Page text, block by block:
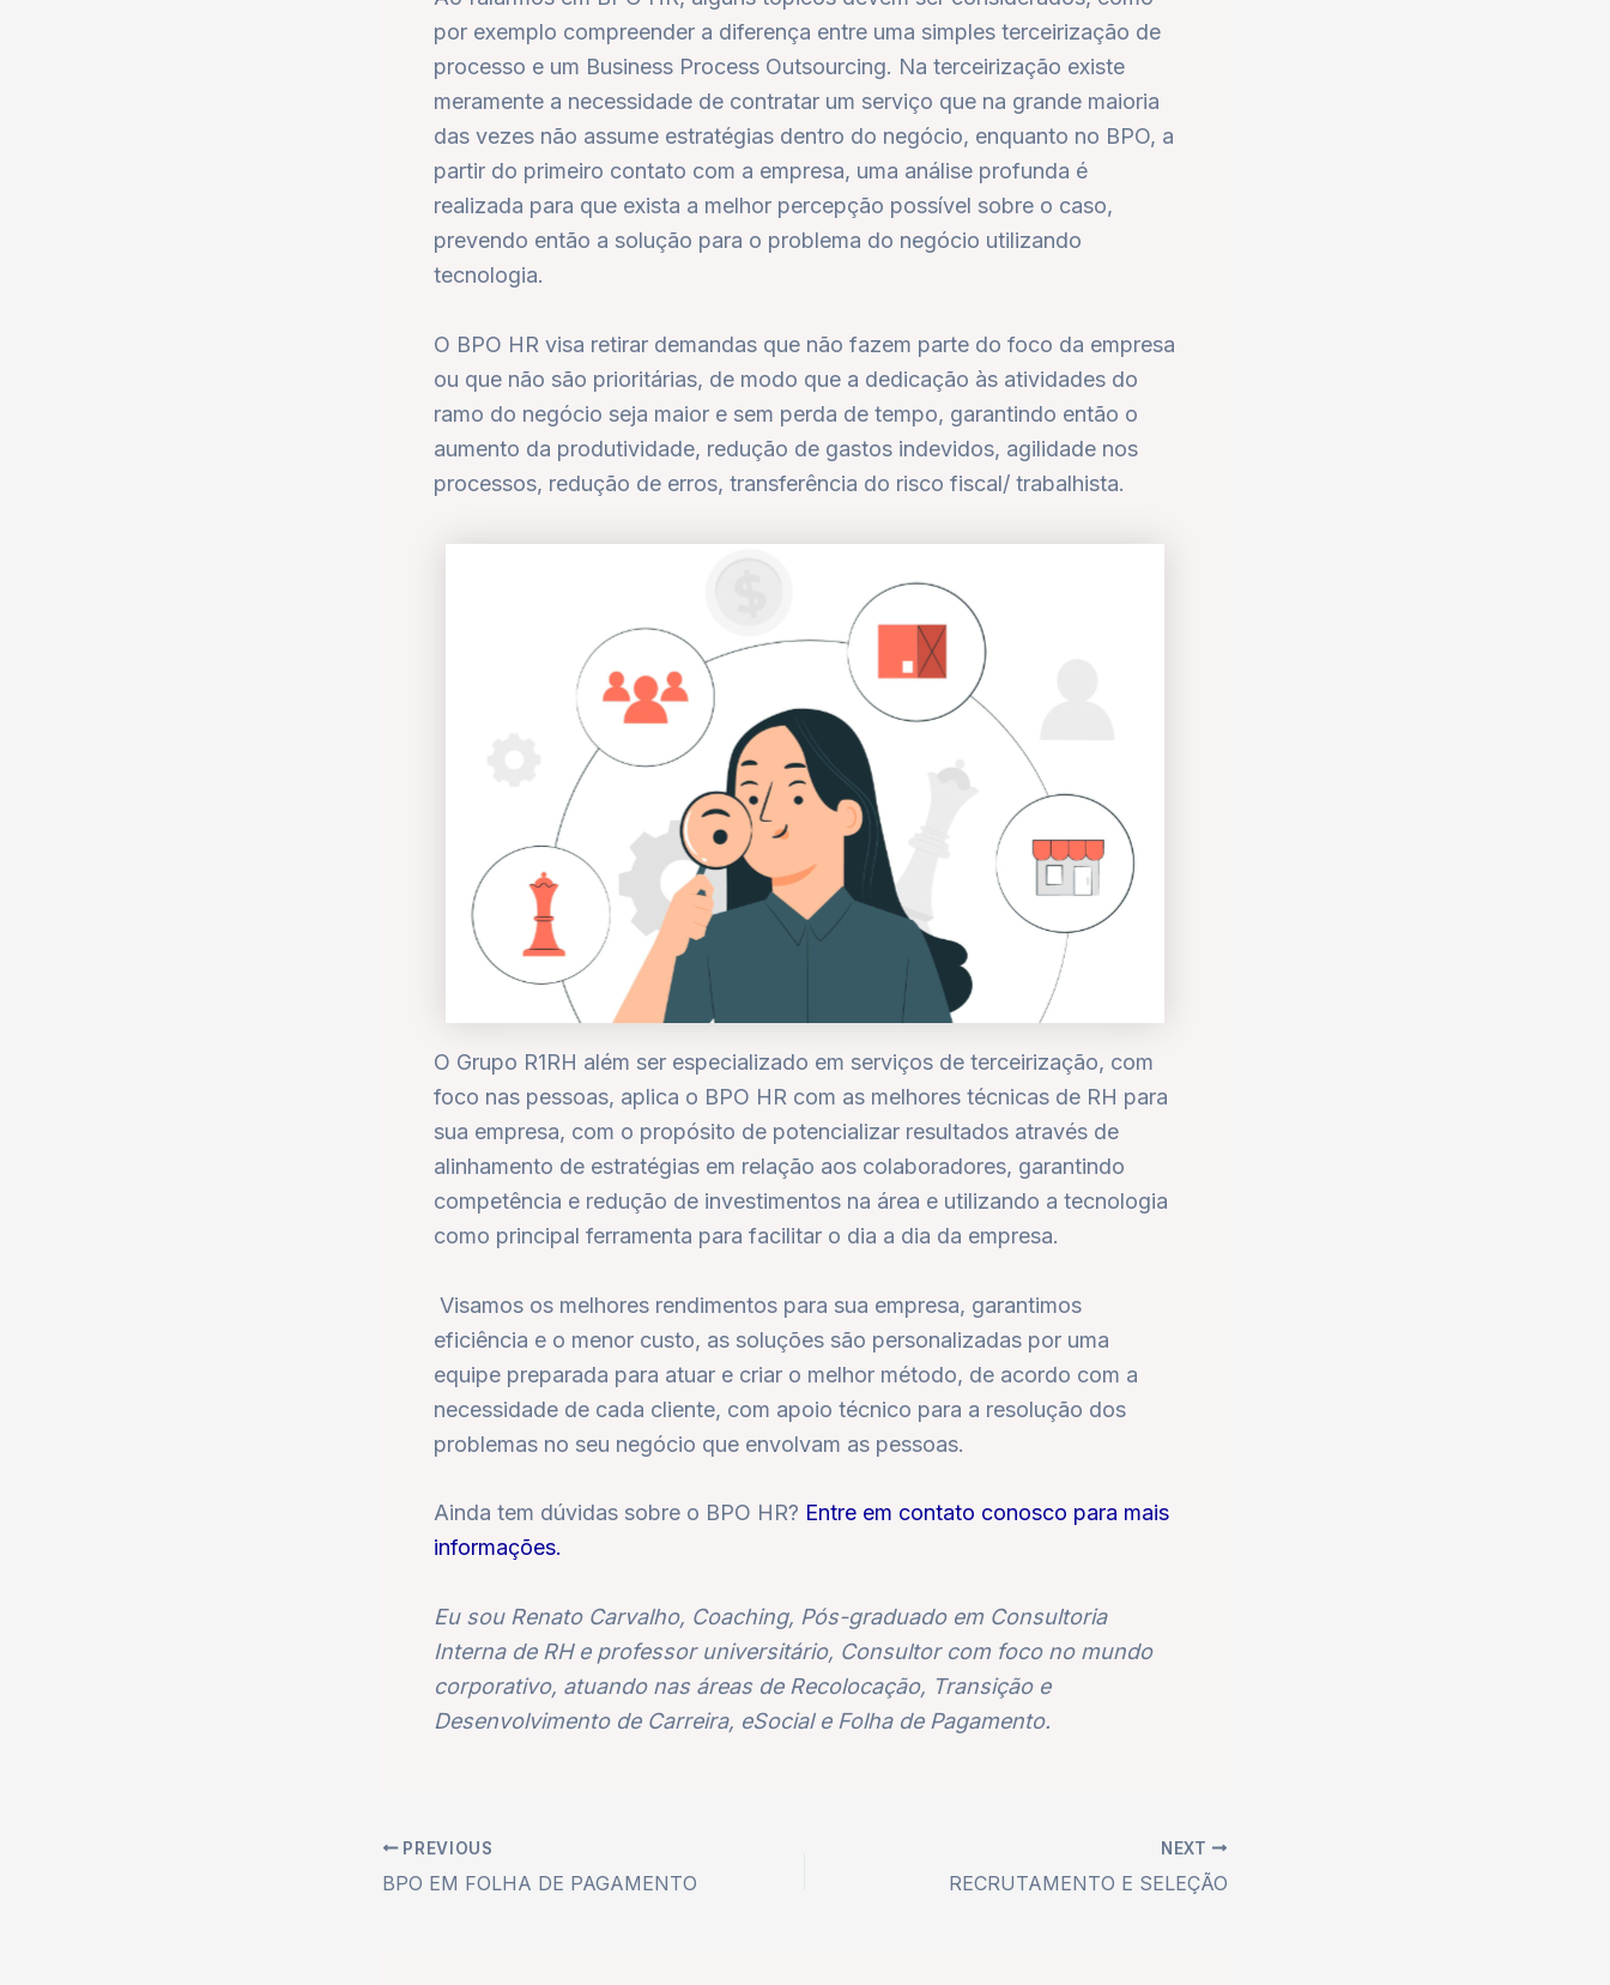
por exemplo compreender a diferença entre uma simples terceirização de
processo e um Business Process Outsourcing. Na terceirização existe
meramente a necessidade de contratar um serviço que na grande maioria
das vezes não assume estratégias dentro do negócio, enquanto no BPO, a
partir do primeiro contato com a empresa, uma análise profunda é
realizada para que exista a melhor percepção possível sobre o caso,
prevendo então a solução para o problema do negócio utilizando
tecnologia.
O BPO HR visa retirar demandas que não fazem parte do foco da empresa
ou que não são prioritárias, de modo que a dedicação às atividades do
ramo do negócio seja maior e sem perda de tempo, garantindo então o
aumento da produtividade, redução de gastos indevidos, agilidade nos
processos, redução de erros, transferência do risco fiscal/ trabalhista.
O Grupo R1RH além ser especializado em serviços de terceirização, com
foco nas pessoas, aplica o BPO HR com as melhores técnicas de RH para
sua empresa, com o propósito de potencializar resultados através de
alinhamento de estratégias em relação aos colaboradores, garantindo
competência e redução de investimentos na área e utilizando a tecnologia
como principal ferramenta para facilitar o dia a dia da empresa.
Visamos os melhores rendimentos para sua empresa, garantimos
eficiência e o menor custo, as soluções são personalizadas por uma
equipe preparada para atuar e criar o melhor método, de acordo com a
necessidade de cada cliente, com apoio técnico para a resolução dos
problemas no seu negócio que envolvam as pessoas.
Ainda tem dúvidas sobre o BPO HR? Entre em contato conosco para mais
informações.
Eu sou Renato Carvalho, Coaching, Pós-graduado em Consultoria
Interna de RH e professor universitário, Consultor com foco no mundo
corporativo, atuando nas áreas de Recolocação, Transição e
Desenvolvimento de Carreira, eSocial e Folha de Pagamento.
PREVIOUS
BPO EM FOLHA DE PAGAMENTO
NEXT
RECRUTAMENTO E SELEÇÃO